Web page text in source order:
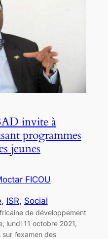
invite à
programmes
jeunes
FICOU
, ISR, Social
de développement
lundi 11 octobre 2021,
l’examen des